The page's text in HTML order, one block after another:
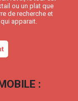
ou un plat que
de recherche et
apparait.
: